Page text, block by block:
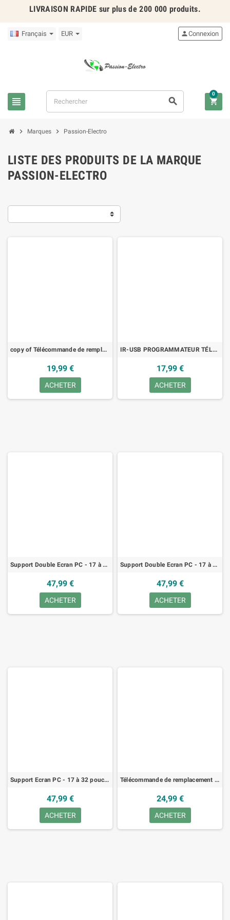
LIVRAISON RAPIDE sur plus de 200 000 produits.
Français EUR
 
Connexion

0
 Marques  Passion-Electro
LISTE DES PRODUITS DE LA MARQUE
PASSION-ELECTRO
copy of Télécommande de remplacement pour CGV ETIMO-2T-B, SAT/DTT
19,99 €
ACHETER
IR-USB PROGRAMMATEUR TÉLÉCOMMANDES
17,99 €
ACHETER
Support Double Ecran PC - 17 à 32 pouce, Hauteur Ergonomique - Inclinaison à ±45°/Pivotement à 180°/Rotation à 360°
47,99 €
ACHETER
Support Double Ecran PC - 17 à 32 pouce, Hauteur Ergonomique - Inclinaison à ±45°/Pivotement à 180°/Rotation à 360°
47,99 €
ACHETER
Support Ecran PC - 17 à 32 pouce, Hauteur Ergonomique - Inclinaison à ±45°/Pivotement à 180°/Rotation à 360°
47,99 €
ACHETER
Télécommande de remplacement à personnaliser
24,99 €
ACHETER